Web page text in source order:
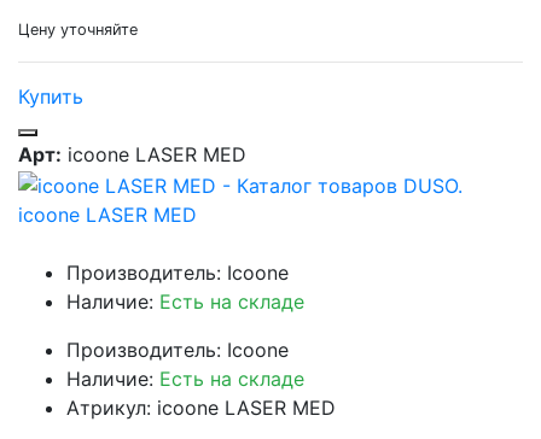
Цену уточняйте
Купить
Арт: icoone LASER MED
icoone LASER MED
Производитель: Icoone
Наличие: Есть на складе
Производитель: Icoone
Наличие: Есть на складе
Атрикул: icoone LASER MED